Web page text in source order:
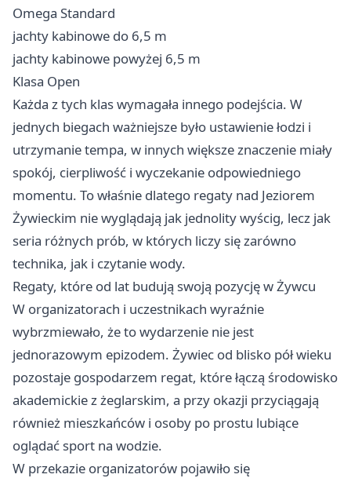
Omega Standard
jachty kabinowe do 6,5 m
jachty kabinowe powyżej 6,5 m
Klasa Open
Każda z tych klas wymagała innego podejścia. W
jednych biegach ważniejsze było ustawienie łodzi i
utrzymanie tempa, w innych większe znaczenie miały
spokój, cierpliwość i wyczekanie odpowiedniego
momentu. To właśnie dlatego regaty nad Jeziorem
Żywieckim nie wyglądają jak jednolity wyścig, lecz jak
seria różnych prób, w których liczy się zarówno
technika, jak i czytanie wody.
Regaty, które od lat budują swoją pozycję w Żywcu
W organizatorach i uczestnikach wyraźnie
wybrzmiewało, że to wydarzenie nie jest
jednorazowym epizodem. Żywiec od blisko pół wieku
pozostaje gospodarzem regat, które łączą środowisko
akademickie z żeglarskim, a przy okazji przyciągają
również mieszkańców i osoby po prostu lubiące
oglądać sport na wodzie.
W przekazie organizatorów pojawiło się